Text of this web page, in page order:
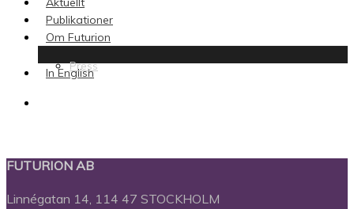
Publikationer
Om Futurion
Press
In English
FUTURION AB
Linnégatan 14, 114 47 STOCKHOLM